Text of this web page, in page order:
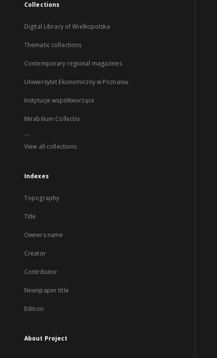
Collections
Digital Library of Wielkopolska
Thematic collections
Contemporary regional magazines
Uniwersytet Ekonomiczny w Poznaniu
Instytucje współtworzące
Mirabilium Collectio
...
View all collections
Indexes
Topography
Title
Owners name
Creator
Contributor
Newspaper title
Edition
About Project